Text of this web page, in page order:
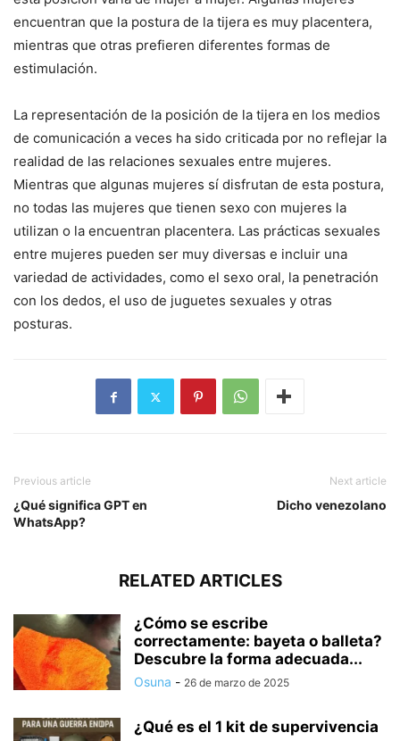
encuentran que la postura de la tijera es muy placentera,
mientras que otras prefieren diferentes formas de
estimulación.
La representación de la posición de la tijera en los medios
de comunicación a veces ha sido criticada por no reflejar la
realidad de las relaciones sexuales entre mujeres.
Mientras que algunas mujeres sí disfrutan de esta postura,
no todas las mujeres que tienen sexo con mujeres la
utilizan o la encuentran placentera. Las prácticas sexuales
entre mujeres pueden ser muy diversas e incluir una
variedad de actividades, como el sexo oral, la penetración
con los dedos, el uso de juguetes sexuales y otras
posturas.
Previous article
¿Qué significa GPT en
WhatsApp?
Next article
Dicho venezolano
RELATED ARTICLES
¿Cómo se escribe
correctamente: bayeta o balleta?
Descubre la forma adecuada...
Osuna - 26 de marzo de 2025
¿Qué es el 1 kit de supervivencia